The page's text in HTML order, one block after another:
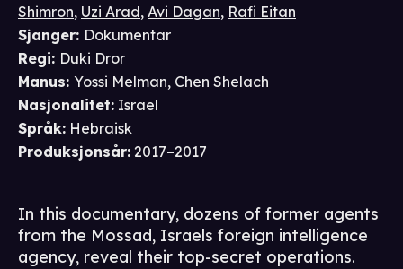
Shimron, Uzi Arad, Avi Dagan, Rafi Eitan
Sjanger: Dokumentar
Regi: Duki Dror
Manus: Yossi Melman, Chen Shelach
Nasjonalitet: Israel
Språk: Hebraisk
Produksjonsår: 2017–2017
In this documentary, dozens of former agents
from the Mossad, Israels foreign intelligence
agency, reveal their top-secret operations.